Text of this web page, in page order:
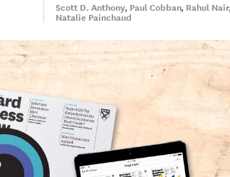
Scott D. Anthony Paul Cobban Rahul Nair
Natalie Painchaud